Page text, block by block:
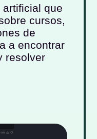
que
cursos,
de
a encontrar
resolver